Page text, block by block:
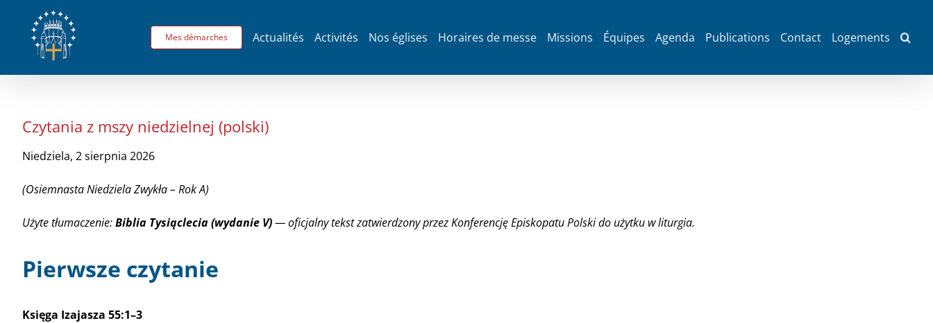
contenu
Mes démarches Actualités Activités Nos églises Horaires de messe Missions Équipes Agenda Publications Contact Logements
Czytania z mszy niedzielnej (polski)
Niedziela, 2 sierpnia 2026
(Osiemnasta Niedziela Zwykła – Rok A)
Użyte tłumaczenie:Biblia Tysiąclecia (wydanie V)— oficjalny tekst zatwierdzony przez Konferencję Episkopatu Polski do użytku w liturgia.
Pierwsze czytanie
Księga Izajasza 55:1–3